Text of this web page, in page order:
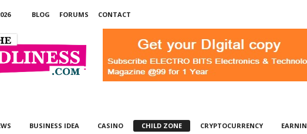
BLOG FORUMS
CONTACT
BUSINESS IDEA CASINO CHILD ZONE CRYPTOCURRENCY